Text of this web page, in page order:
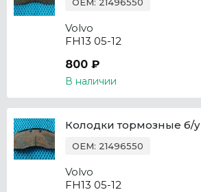
Volvo
FH13 05-12
800 ₽
В наличии
Колодки тормозные б/у
OEM: 21496550
Volvo
FH13 05-12